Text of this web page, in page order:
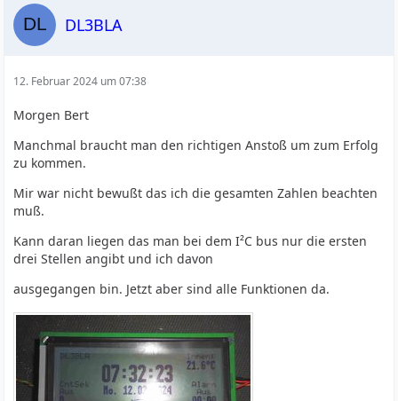
DL3BLA
12. Februar 2024 um 07:38
Morgen Bert
Manchmal braucht man den richtigen Anstoß um zum Erfolg
zu kommen.
Mir war nicht bewußt das ich die gesamten Zahlen beachten
muß.
Kann daran liegen das man bei dem I²C bus nur die ersten
drei Stellen angibt und ich davon
ausgegangen bin. Jetzt aber sind alle Funktionen da.